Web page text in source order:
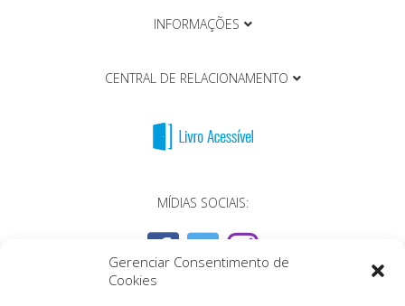
Gerenciar Consentimento de
Cookies
INFORMAÇÕES
CENTRAL DE RELACIONAMENTO
MÍDIAS SOCIAIS: